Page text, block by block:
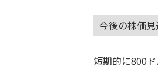
今後の株価見
短期的に800